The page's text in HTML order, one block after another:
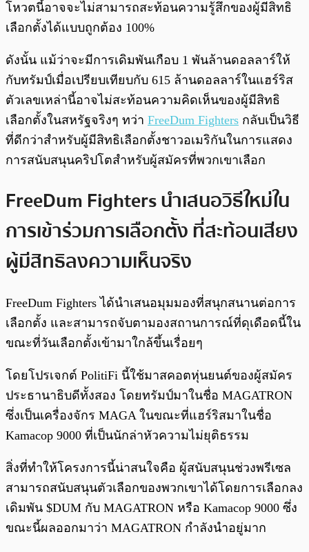
โหวตนี้อาจจะไม่สามารถสะท้อนความรู้สึกของผู้มีสิทธิ
เลือกตั้งได้แบบถูกต้อง 100%
ดังนั้น แม้ว่าจะมีการเดิมพันเกือบ 1 พันล้านดอลลาร์ให้
กับทรัมป์เมื่อเปรียบเทียบกับ 615 ล้านดอลลาร์ในแฮร์ริส
ตัวเลขเหล่านี้อาจไม่สะท้อนความคิดเห็นของผู้มีสิทธิ
เลือกตั้งในสหรัฐจริงๆ ทว่า FreeDum Fighters กลับเป็นวิธี
ที่ดีกว่าสำหรับผู้มีสิทธิเลือกตั้งชาวอเมริกันในการแสดง
การสนับสนุนคริปโตสำหรับผู้สมัครที่พวกเขาเลือก
FreeDum Fighters นำเสนอวิธีใหม่ใน
การเข้าร่วมการเลือกตั้ง ที่สะท้อนเสียง
ผู้มีสิทธิลงความเห็นจริง
FreeDum Fighters ได้นำเสนอมุมมองที่สนุกสนานต่อการ
เลือกตั้ง และสามารถจับตามองสถานการณ์ที่ดุเดือดนี้ใน
ขณะที่วันเลือกตั้งเข้ามาใกล้ขึ้นเรื่อยๆ
โดยโปรเจกต์ PolitiFi นี้ใช้มาสคอตหุ่นยนต์ของผู้สมัคร
ประธานาธิบดีทั้งสอง โดยทรัมป์มาในชื่อ MAGATRON
ซึ่งเป็นเครื่องจักร MAGA ในขณะที่แฮร์ริสมาในชื่อ
Kamacop 9000 ที่เป็นนักล่าหัวความไม่ยุติธรรม
สิ่งที่ทำให้โครงการนี้น่าสนใจคือ ผู้สนับสนุนช่วงพรีเซล
สามารถสนับสนุนตัวเลือกของพวกเขาได้โดยการเลือกลง
เดิมพัน $DUM กับ MAGATRON หรือ Kamacop 9000 ซึ่ง
ขณะนี้ผลออกมาว่า MAGATRON กำลังนำอยู่มาก